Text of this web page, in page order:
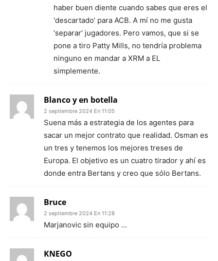
haber buen diente cuando sabes que eres el
‘descartado’ para ACB. A mí no me gusta
‘separar’ jugadores. Pero vamos, que si se
pone a tiro Patty Mills, no tendría problema
ninguno en mandar a XRM a EL
simplemente.
Blanco y en botella
2 septiembre 2024 En 11:05
Suena más a estrategia de los agentes para
sacar un mejor contrato que realidad. Osman es
un tres y tenemos los mejores treses de
Europa. El objetivo es un cuatro tirador y ahí es
donde entra Bertans y creo que sólo Bertans.
Bruce
2 septiembre 2024 En 11:28
Marjanovic sin equipo …
KNEGO